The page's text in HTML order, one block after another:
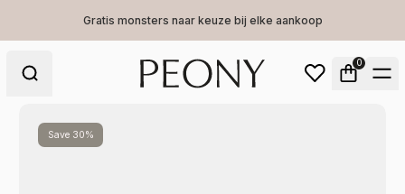
Gratis monsters naar keuze bij elke aankoop
0
Save 30%